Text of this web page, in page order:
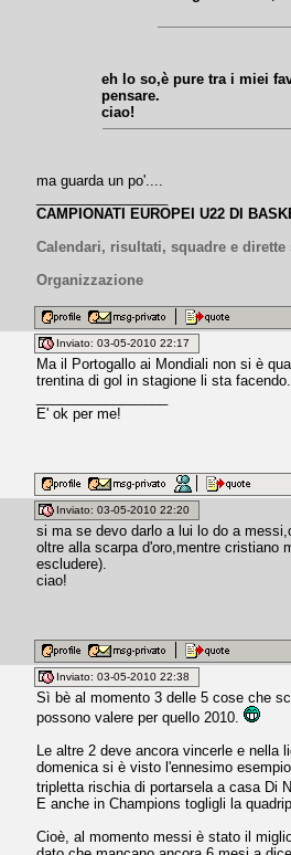
eh lo so,è pure tra i miei
pensare.
ciao!
ma guarda un po'....
CAMPIONATI EUROPEI U22 DI
Calendari, risultati, squadre e dirette
Organizzazione
Inviato: 03-05-2010 22:17
Ma il Portogallo ai Mondiali non si è
trentina di gol in stagione li sta facendo.
E' ok per me!
Inviato: 03-05-2010 22:20
si ma se devo darlo a lui lo do a
oltre alla scarpa d'oro,mentre cristiano
escludere).
ciao!
Inviato: 03-05-2010 22:38
Sì bè al momento 3 delle 5 cose che
possono valere per quello 2010.
Le altre 2 deve ancora vincerle e nella
domenica si è visto l'ennesimo
tripletta rischia di portarsela a casa Di
E anche in Champions togligli la
Cioè, al momento messi è stato il